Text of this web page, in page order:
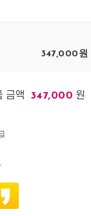
347,000원
금액 347,000 원